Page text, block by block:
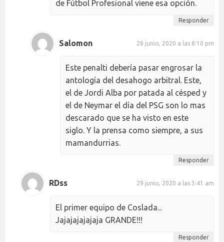
de Fútbol Profesional viene esa opción.
Responder
Salomon 28 junio, 2020 a las 8:10 pm
Este penalti debería pasar engrosar la
antología del desahogo arbitral. Este,
el de Jordi Alba por patada al césped y
el de Neymar el día del PSG son lo mas
descarado que se ha visto en este
siglo. Y la prensa como siempre, a sus
mamandurrias.
Responder
RDss 29 junio, 2020 a las 3:41 am
El primer equipo de Coslada...
Jajajajajajaja GRANDE!!!
Responder